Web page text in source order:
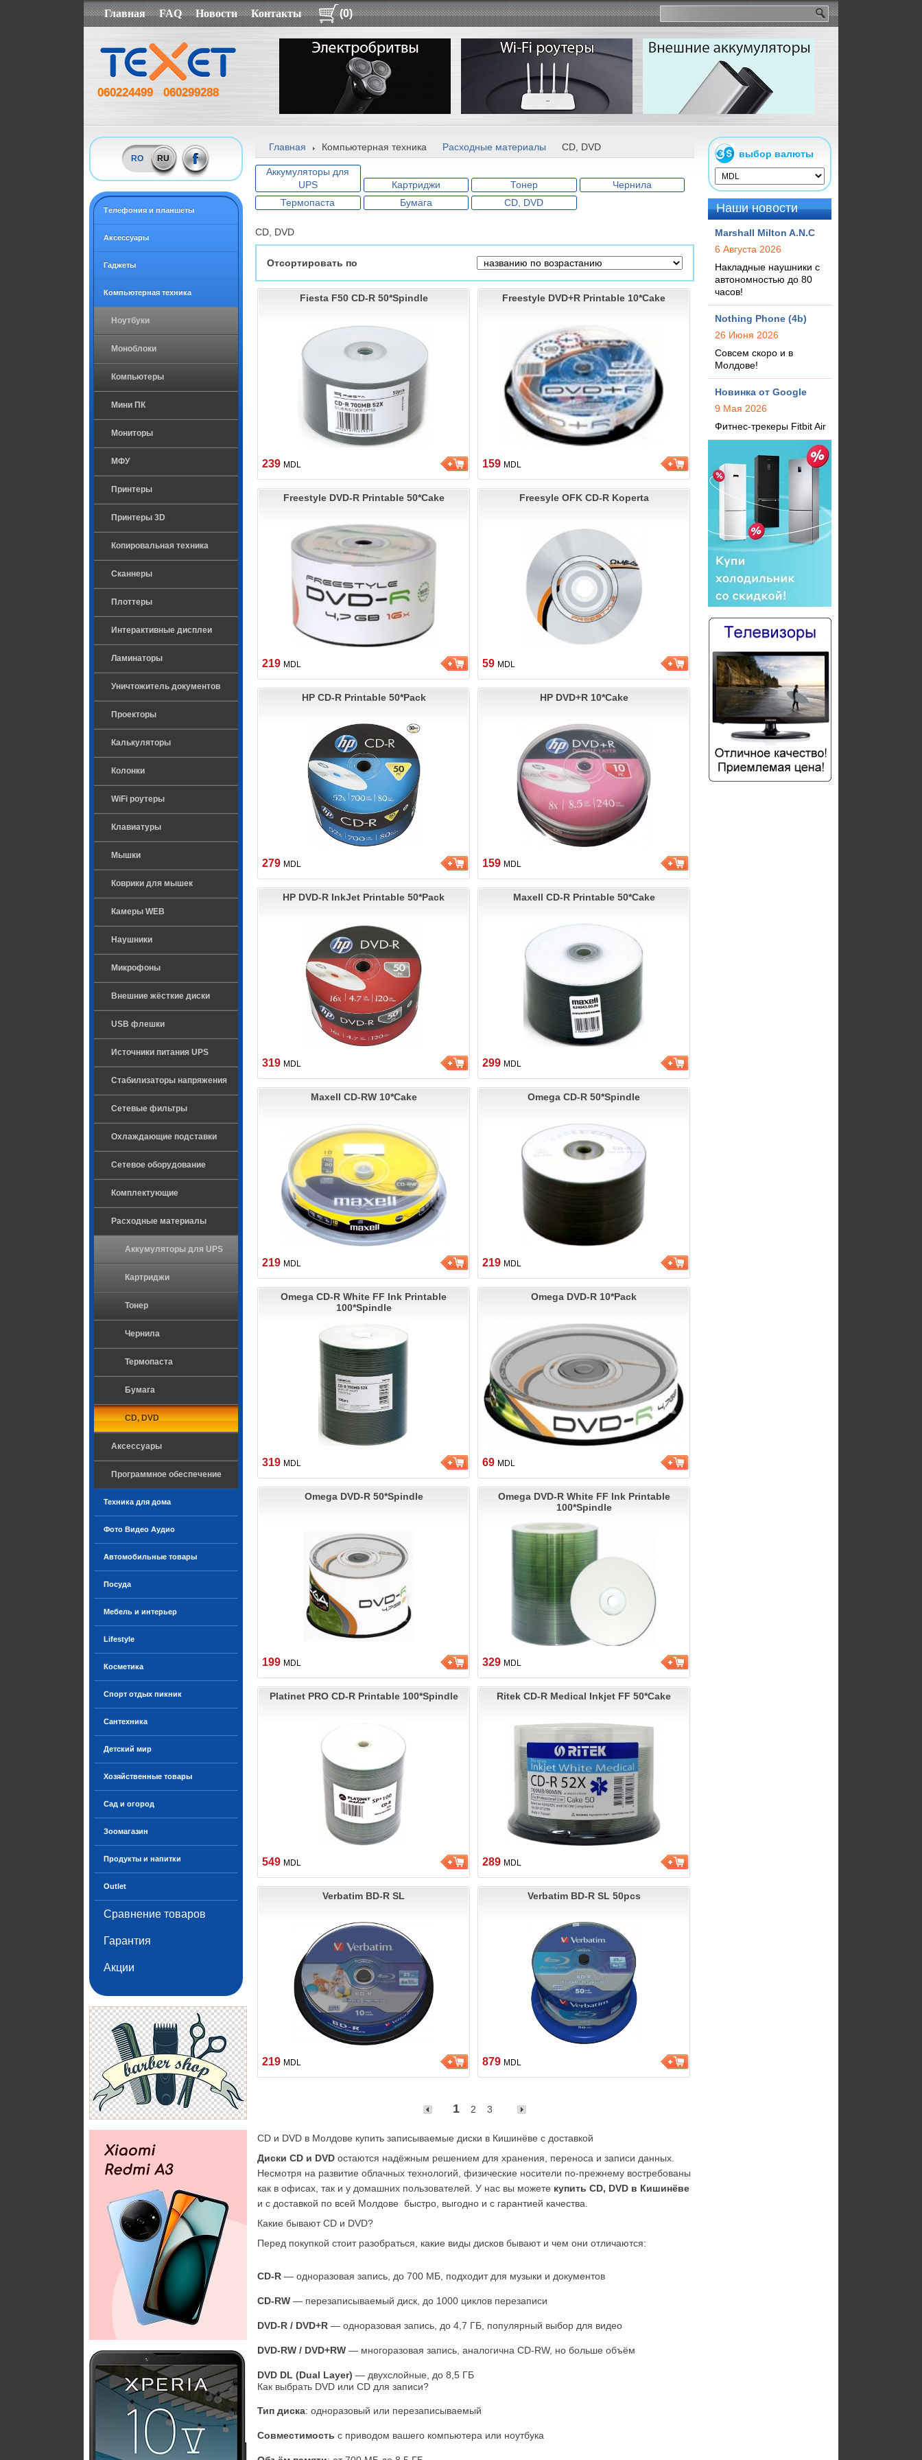
Главная FAQ Новости Контакты (0)
060224499 060299288
RO RU
Tелефония и планшеты
Аксессуары
Гаджеты
Компьютерная техника
Ноутбуки
Моноблоки
Компьютеры
Мини ПК
Мониторы
МФУ
Принтеры
Принтеры 3D
Копировальная техника
Сканнеры
Плоттеры
Интерактивные дисплеи
Ламинаторы
Уничтожитель документов
Проекторы
Калькуляторы
Колонки
WiFi роутеры
Клавиатуры
Мышки
Коврики для мышек
Камеры WEB
Наушники
Микрофоны
Внешние жёсткие диски
USB флешки
Источники питания UPS
Стабилизаторы напряжения
Сетевые фильтры
Охлаждающие подставки
Сетевое оборудование
Комплектующие
Расходные материалы
Аккумуляторы для UPS
Картриджи
Тонер
Чернила
Термопаста
Бумага
CD, DVD
Аксессуары
Программное обеспечение
Техника для дома
Фото Видео Аудио
Автомобильные товары
Посуда
Мебель и интерьер
Lifestyle
Косметика
Спорт отдых пикник
Сантехника
Детский мир
Хозяйственные товары
Сад и огород
Зоомагазин
Продукты и напитки
Outlet
Сравнение товаров
Гарантия
Акции
Главная Компьютерная техника Расходные материалы CD, DVD
Аккумуляторы для
UPS
Картриджи Тонер
Чернила
Термопаста
Бумага CD, DVD
CD, DVD
Отсортировать по
Fiesta F50 CD-R 50*Spindle
239 MDL
Freestyle DVD+R Printable 10*Cake
159 MDL
Freestyle DVD-R Printable 50*Cake
219 MDL
Freesyle OFK CD-R Koperta
59 MDL
HP CD-R Printable 50*Pack
279 MDL
HP DVD+R 10*Cake
159 MDL
HP DVD-R InkJet Printable 50*Pack
319 MDL
Maxell CD-R Printable 50*Cake
299 MDL
Maxell CD-RW 10*Cake
219 MDL
Omega CD-R 50*Spindle
219 MDL
Omega CD-R White FF Ink Printable
100*Spindle
319 MDL
Omega DVD-R 10*Pack
69 MDL
Omega DVD-R 50*Spindle
199 MDL
Omega DVD-R White FF Ink Printable
100*Spindle
329 MDL
Platinet PRO CD-R Printable 100*Spindle
549 MDL
Ritek CD-R Medical Inkjet FF 50*Cake
289 MDL
Verbatim BD-R SL
219 MDL
Verbatim BD-R SL 50pcs
879 MDL
1 2 3
CD и DVD в Молдове купить записываемые диски в Кишинёве с доставкой
Диски CD и DVD остаются надёжным решением для хранения, переноса и записи данных.
Несмотря на развитие облачных технологий, физические носители по-прежнему востребованы
как в офисах, так и у домашних пользователей. У нас вы можете купить CD, DVD в Кишинёве
и с доставкой по всей Молдове  быстро, выгодно и с гарантией качества.
Какие бывают CD и DVD?
Перед покупкой стоит разобраться, какие виды дисков бывают и чем они отличаются:
CD-R — одноразовая запись, до 700 МБ, подходит для музыки и документов
CD-RW — перезаписываемый диск, до 1000 циклов перезаписи
DVD-R / DVD+R — одноразовая запись, до 4,7 ГБ, популярный выбор для видео
DVD-RW / DVD+RW — многоразовая запись, аналогична CD-RW, но больше объём
DVD DL (Dual Layer) — двухслойные, до 8,5 ГБ
Как выбрать DVD или CD для записи?
Тип диска: одноразовый или перезаписываемый
Совместимость с приводом вашего компьютера или ноутбука
выбор валюты
Наши новости
Marshall Milton A.N.C
6 Августа 2026
Накладные наушники с
автономностью до 80
часов!
Nothing Phone (4b)
26 Июня 2026
Совсем скоро и в
Молдове!
Новинка от Google
9 Мая 2026
Фитнес-трекеры Fitbit Air